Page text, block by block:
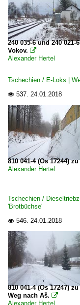
DB VT 98
DR VT
DR VT 2.09
DRG SVT
E-Loks | Altbau
E 18 BR 118
E 44 BR
E 77 BR
E 94 BR 194
E-Loks |
6 145 BR
6 152 BR
6 152 BR
6 182 BR
6 185 BR
6 185 BR
240 035-6 und 240
Vokov. 
Alexander Hertel
Tschechien / E-Loks |
 537. 24.01.2018
810 041-4 (Os 17244)
Alexander Hertel
Tschechien /
'Brotbüchse'
 546. 24.01.2018
810 041-4 (Os 17247)
Weg nach Aš. 
Alexander Hertel